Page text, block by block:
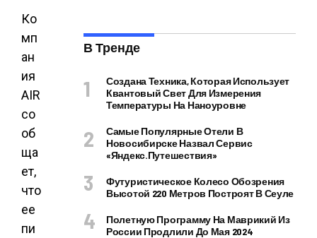
Ко
мп
ан
ия
AIR
со
об
ща
ет,
что
ее
пи
В Тренде
Создана Техника, Которая Использует
Квантовый Свет Для Измерения
Температуры На Наноуровне
Самые Популярные Отели В
Новосибирске Назвал Сервис
«Яндекс.Путешествия»
Футуристическое Колесо Обозрения
Высотой 220 Метров Построят В Сеуле
Полетную Программу На Маврикий Из
России Продлили До Мая 2024